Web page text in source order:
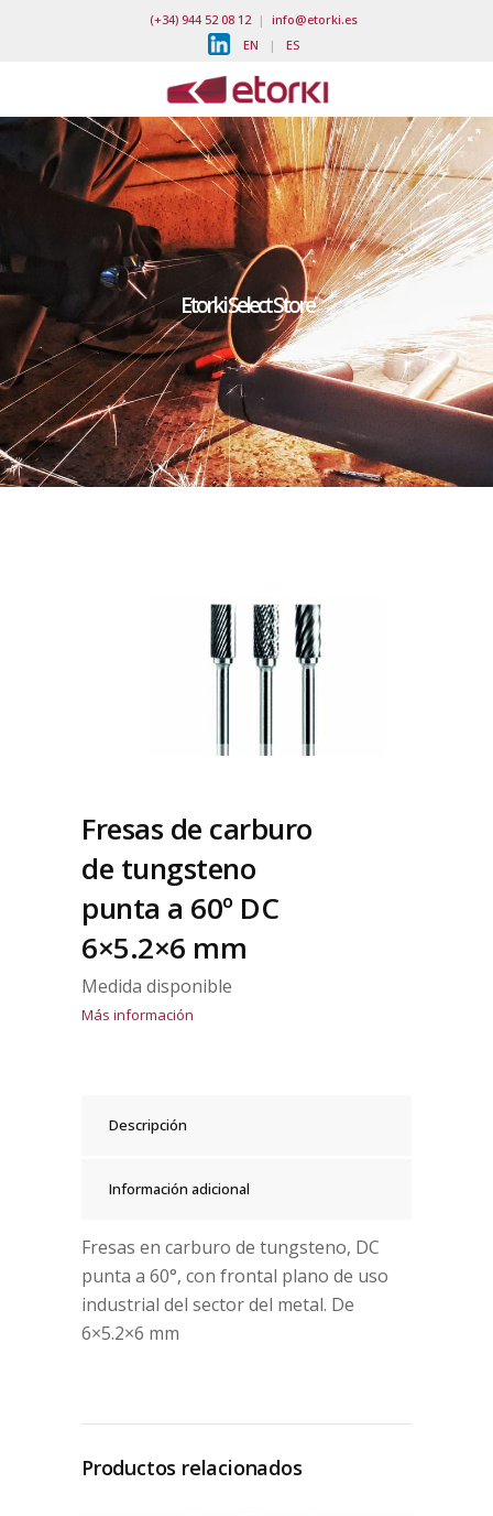
(+34) 944 52 08 12| info@etorki.es
EN | ES
Etorki Select Store
Fresas de carburo
de tungsteno
punta a 60º DC
6×5.2×6 mm
Medida disponible
Más información
Descripción
Información adicional
Fresas en carburo de tungsteno, DC
punta a 60°, con frontal plano de uso
industrial del sector del metal. De
6×5.2×6 mm
Productos relacionados